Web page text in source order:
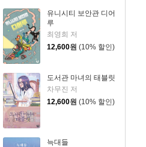
유니시티 보안관 디어
루
최영희 저
12,600원 (10% 할인)
도서관 마녀의 태블릿
차무진 저
12,600원 (10% 할인)
늑대들